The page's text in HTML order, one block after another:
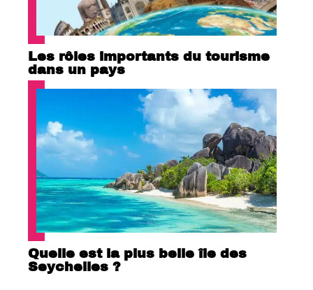
Les rôles importants du tourisme
dans un pays
Quelle est la plus belle île des
Seychelles ?